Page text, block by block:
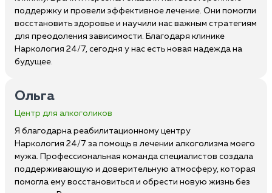
поддержку и провели эффективное лечение. Они помогли
восстановить здоровье и научили нас важным стратегиям
для преодоления зависимости. Благодаря клинике
Наркология 24/7, сегодня у нас есть новая надежда на
будущее.
Ольга
Центр для алкоголиков
Я благодарна реабилитационному центру
Наркология 24/7 за помощь в лечении алкоголизма моего
мужа. Профессиональная команда специалистов создала
поддерживающую и доверительную атмосферу, которая
помогла ему восстановиться и обрести новую жизнь без